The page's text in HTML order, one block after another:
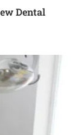
Dental